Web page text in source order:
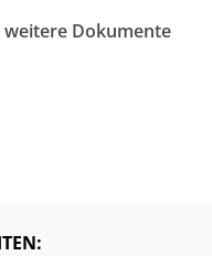
weitere Dokumente